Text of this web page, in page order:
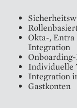
Okta-,
Integration
Individuelle
Integration
Gastkonten